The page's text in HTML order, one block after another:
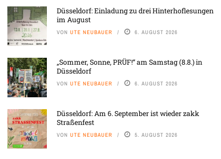
Düsseldorf: Einladung zu drei Hinterhoflesungen
im August
VON UTE NEUBAUER 6. AUGUST 2026
„Sommer, Sonne, PRÜF!“ am Samstag (8.8.) in
Düsseldorf
VON UTE NEUBAUER 6. AUGUST 2026
Düsseldorf: Am 6. September ist wieder zakk
Straßenfest
VON UTE NEUBAUER 5. AUGUST 2026